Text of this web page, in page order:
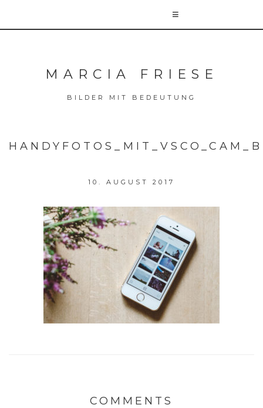
MARCIA FRIESE
BILDER MIT BEDEUTUNG
10. AUGUST 2017
COMMENTS